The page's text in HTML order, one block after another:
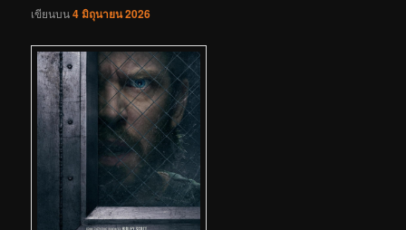
เขียนบน4 มิถุนายน 2026